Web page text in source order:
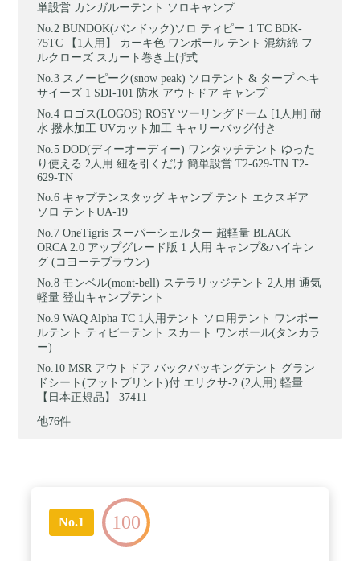
単設営 カンガルーテント ソロキャンプ
BUNDOK(バンドック)ソロ ティピー 1 TC BDK-
75TC 【1人用】 カーキ色 ワンポール テント 混紡綿 フ
ルクローズ スカート巻き上げ式
スノーピーク(snow peak) ソロテント & タープ ヘキ
サイーズ 1 SDI-101 防水 アウトドア キャンプ
ロゴス(LOGOS) ROSY ツーリングドーム [1人用] 耐
水 撥水加工 UVカット加工 キャリーバッグ付き
DOD(ディーオーディー) ワンタッチテント ゆった
り使える 2人用 紐を引くだけ 簡単設営 T2-629-TN T2-
629-TN
キャプテンスタッグ キャンプ テント エクスギア
ソロ テントUA-19
OneTigris スーパーシェルター 超軽量 BLACK
ORCA 2.0 アップグレード版 1 人用 キャンプ&ハイキン
グ (コヨーテブラウン)
モンベル(mont-bell) ステラリッジテント 2人用 通気
軽量 登山キャンプテント
WAQ Alpha TC 1人用テント ソロ用テント ワンポー
ルテント ティピーテント スカート ワンポール(タンカラ
ー)
MSR アウトドア バックパッキングテント グラン
ドシート(フットプリント)付 エリクサ-2 (2人用) 軽量
【日本正規品】 37411
他76件
No.1 100